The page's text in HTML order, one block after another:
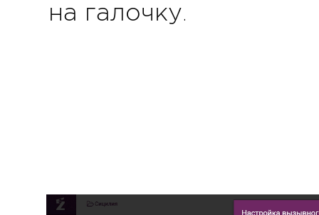
на галочку.